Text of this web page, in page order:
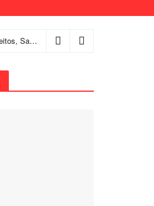
Com 95 leitos, Salvador ganha hospital focado em transição de cuidados